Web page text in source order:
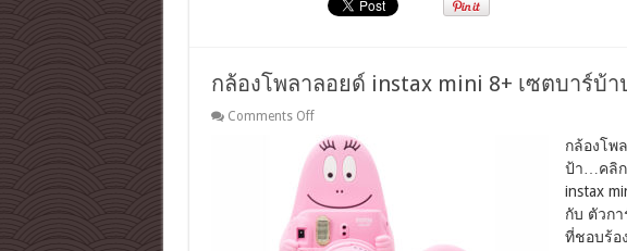
เป็น
ขี้
เกียจ
ไป!
กล้องโพลาลอยด์ instax mini 8+ เซตบาร์บ้
Comments Offon
กล้อง
โพลาลอยด์
instax
mini
8+
เซต
บาร์
กล้องโพ
ป้า…คลิ
instax
กับ ตัวกา
ที่ชอบร้อ